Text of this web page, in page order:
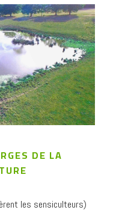
DE LA
les sensiculteurs)